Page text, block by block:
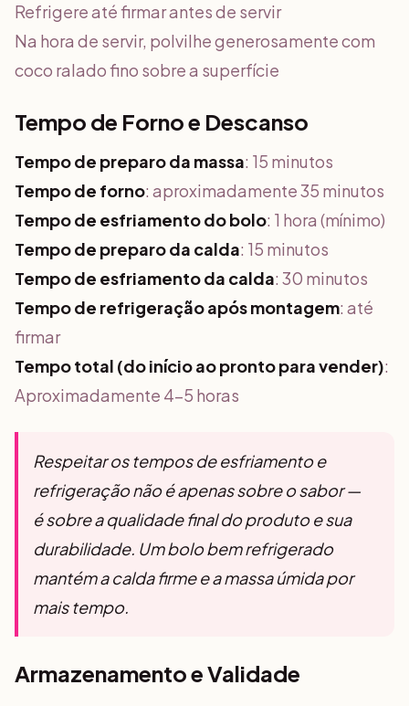
Refrigere até firmar antes de servir
Na hora de servir, polvilhe generosamente com
coco ralado fino sobre a superfície
Tempo de Forno e Descanso
Tempo de preparo da massa: 15 minutos
Tempo de forno: aproximadamente 35 minutos
Tempo de esfriamento do bolo: 1 hora (mínimo)
Tempo de preparo da calda: 15 minutos
Tempo de esfriamento da calda: 30 minutos
Tempo de refrigeração após montagem: até
firmar
Tempo total (do início ao pronto para vender):
Aproximadamente 4-5 horas
Respeitar os tempos de esfriamento e
refrigeração não é apenas sobre o sabor —
é sobre a qualidade final do produto e sua
durabilidade. Um bolo bem refrigerado
mantém a calda firme e a massa úmida por
mais tempo.
Armazenamento e Validade